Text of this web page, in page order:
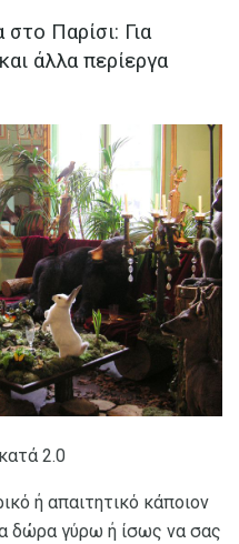
Παρίσι: Για
άλλα περίεργα
2.0
ή απαιτητικό κάποιον
δώρα γύρω ή ίσως να σας